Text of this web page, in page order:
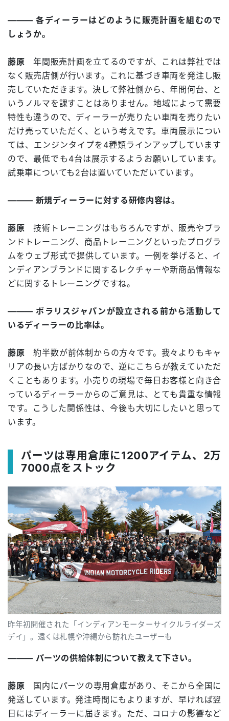
――― 各ディーラーはどのように販売計画を組むので
しょうか。
藤原 年間販売計画を立てるのですが、これは弊社では
なく販売店側が行います。これに基づき車両を発注し販
売していただきます。決して弊社側から、年間何台、と
いうノルマを課すことはありません。地域によって需要
特性も違うので、ディーラーが売りたい車両を売りたい
だけ売っていただく、という考えです。車両展示につい
ては、エンジンタイプを4種類ラインアップしています
ので、最低でも4台は展示するようお願いしています。
試乗車についても2台は置いていただいています。
――― 新規ディーラーに対する研修内容は。
藤原 技術トレーニングはもちろんですが、販売やブラ
ンドトレーニング、商品トレーニングといったプログラ
ムをウェブ形式で提供しています。一例を挙げると、イ
ンディアンブランドに関するレクチャーや新商品情報な
どに関するトレーニングですね。
――― ポラリスジャパンが設立される前から活動して
いるディーラーの比率は。
藤原 約半数が前体制からの方々です。我々よりもキャ
リアの長い方ばかりなので、逆にこちらが教えていただ
くこともあります。小売りの現場で毎日お客様と向き合
っているディーラーからのご意見は、とても貴重な情報
です。こうした関係性は、今後も大切にしたいと思って
います。
パーツは専用倉庫に1200アイテム、2万
7000点をストック
昨年初開催された「インディアンモーターサイクルライダーズ
デイ」。遠くは札幌や沖縄から訪れたユーザーも
――― パーツの供給体制について教えて下さい。
藤原 国内にパーツの専用倉庫があり、そこから全国に
発送しています。発注時間にもよりますが、早ければ翌
日にはディーラーに届きます。ただ、コロナの影響など